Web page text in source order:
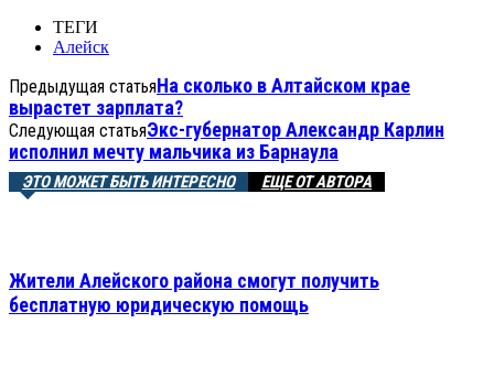
ТЕГИ
Алейск
Предыдущая статьяНа сколько в Алтайском крае
вырастет зарплата?
Следующая статьяЭкс-губернатор Александр Карлин
исполнил мечту мальчика из Барнаула
ЭТО МОЖЕТ БЫТЬ ИНТЕРЕСНО ЕЩЕ ОТ АВТОРА
Жители Алейского района смогут получить
бесплатную юридическую помощь